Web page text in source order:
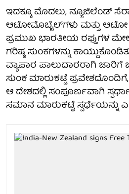
ಇದಕ್ಕೂ ಮೊದಲು, ನ್ಯೂಜಿಲೆಂಡ್
ಆಟೋಮೊಬೈಲ್‌ಗಳು ಮತ್ತು ಆಟೋ
ಪ್ರಮುಖ ಭಾರತೀಯ ರಫ್ತುಗಳ
ಗರಿಷ್ಠ ಸುಂಕಗಳನ್ನು
ವ್ಯಾಪಾರ ಪಾಲುದಾರರಾಗಿ ಜಾರಿಗೆ
ಸುಂಕ ಮಾರುಕಟ್ಟೆ
ಆ ದೇಶದಲ್ಲಿ ಸಂಪೂರ್ಣವಾಗಿ
ಸಮಾನ ಮಾರುಕಟ್ಟೆ ಸ್ಪರ್ಧೆಯನ್ನು